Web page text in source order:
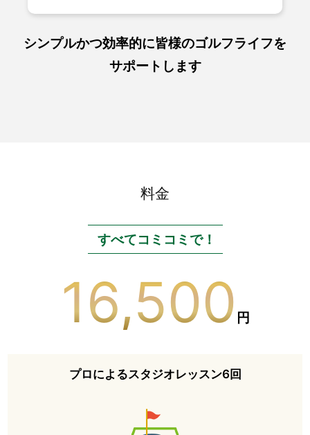
シンプルかつ効率的に皆様のゴルフライフを
サポートします
料金
すべてコミコミで！
16,500 円
プロによるスタジオレッスン6回